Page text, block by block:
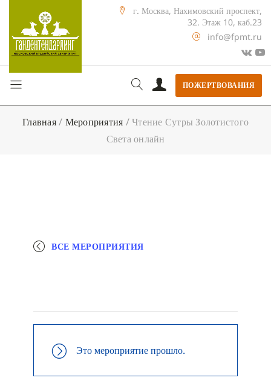
г. Москва, Нахимовский проспект,
32. Этаж 10, каб.23
info@fpmt.ru
ПОЖЕРТВОВАНИЯ
Главная/ Мероприятия /Чтение Сутры Золотистого
Света онлайн
ВСЕ МЕРОПРИЯТИЯ
Это мероприятие прошло.